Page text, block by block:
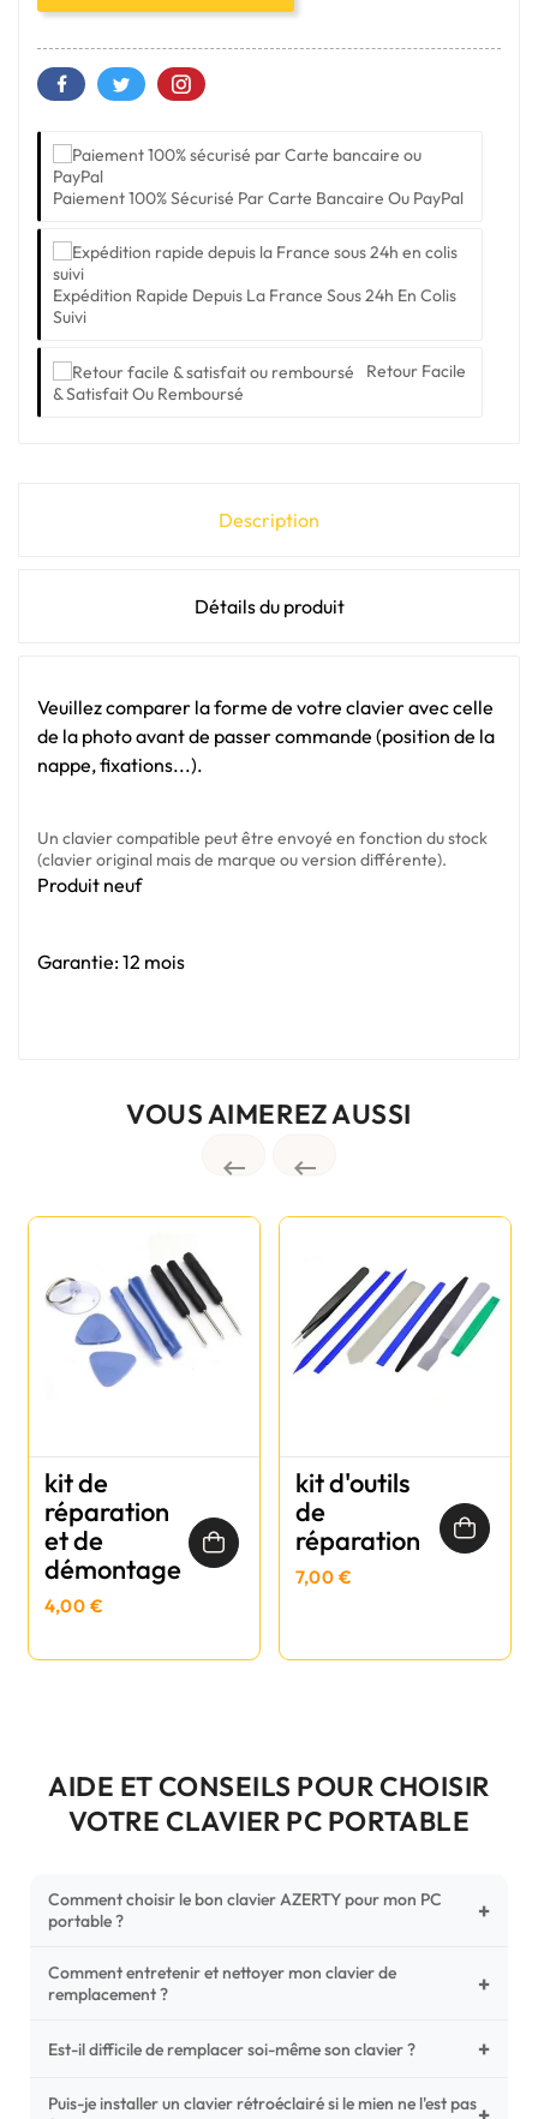
Paiement 100% Sécurisé Par Carte Bancaire Ou PayPal
Expédition Rapide Depuis La France Sous 24h En Colis
Suivi
Retour Facile
& Satisfait Ou Remboursé
Description
Détails du produit
Veuillez comparer la forme de votre clavier avec celle
de la photo avant de passer commande (position de la
nappe, fixations...).
Un clavier compatible peut être envoyé en fonction du stock
(clavier original mais de marque ou version différente).
Produit neuf
Garantie: 12 mois
VOUS AIMEREZ AUSSI
 
kit de
réparation
et de
démontage
4,00 €
kit d'outils
de
réparation
7,00 €
AIDE ET CONSEILS POUR CHOISIR
VOTRE CLAVIER PC PORTABLE
Comment choisir le bon clavier AZERTY pour mon PC
portable ?
+
Pour ne pas vous tromper, vérifiez trois points critiques sur
votre clavier d'origine : la disposition (AZERTY Français), la
photos HD) et l'emplacement des fixations (vis ou clips) au
Comment entretenir et nettoyer mon clavier de
remplacement ?
+
Un entretien régulier prolonge la vie de vos touches.
poussières sous les mécanismes. Pour le nettoyage,
Est-il difficile de remplacer soi-même son clavier ? +
C'est une réparation accessible et très économique ! La
Puis-je installer un clavier rétroéclairé si le mien ne l'est pas